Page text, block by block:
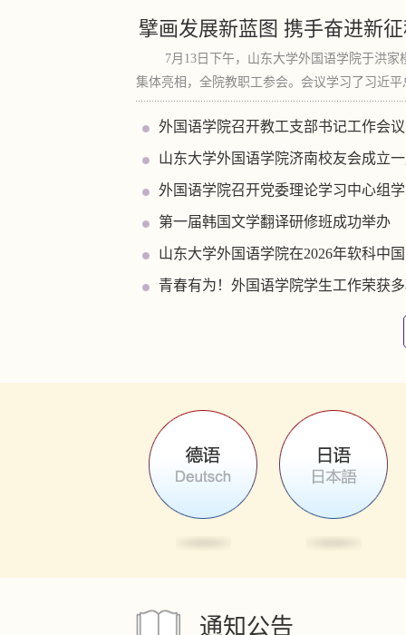
山东大学外国语学院济南校友会成立
外国语学院召开党委理论学习中心组
山东大学外国语学院在2026年软科中
青春有为！外国语学院学生工作荣获
程——外国语学院召开全...
全球胜任力
通知公告
关于举办2026年秋季北语-山大公派出